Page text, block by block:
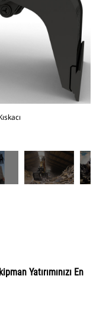
Yatırımınızı En